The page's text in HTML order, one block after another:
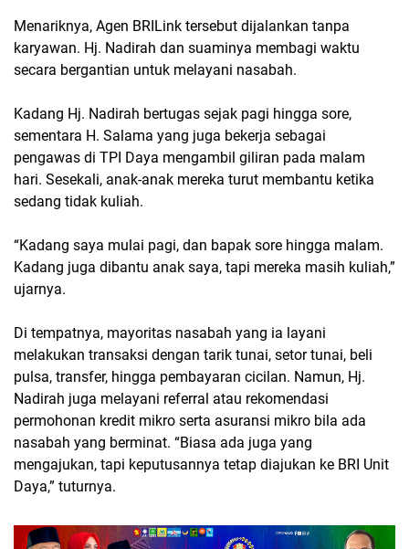
Menariknya, Agen BRILink tersebut dijalankan tanpa
karyawan. Hj. Nadirah dan suaminya membagi waktu
secara bergantian untuk melayani nasabah.
Kadang Hj. Nadirah bertugas sejak pagi hingga sore,
sementara H. Salama yang juga bekerja sebagai
pengawas di TPI Daya mengambil giliran pada malam
hari. Sesekali, anak-anak mereka turut membantu ketika
sedang tidak kuliah.
“Kadang saya mulai pagi, dan bapak sore hingga malam.
Kadang juga dibantu anak saya, tapi mereka masih kuliah,”
ujarnya.
Di tempatnya, mayoritas nasabah yang ia layani
melakukan transaksi dengan tarik tunai, setor tunai, beli
pulsa, transfer, hingga pembayaran cicilan. Namun, Hj.
Nadirah juga melayani referral atau rekomendasi
permohonan kredit mikro serta asuransi mikro bila ada
nasabah yang berminat. “Biasa ada juga yang
mengajukan, tapi keputusannya tetap diajukan ke BRI Unit
Daya,” tuturnya.